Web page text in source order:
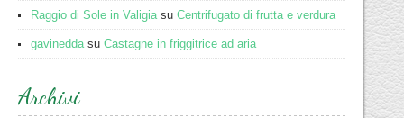
Raggio di Sole in Valigia suCentrifugato di frutta e verdura
gavinedda suCastagne in friggitrice ad aria
Archivi